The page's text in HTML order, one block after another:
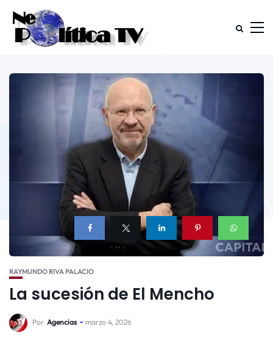
RAYMUNDO RIVA PALACIO
La sucesión de El Mencho
Por Agencias marzo 4, 2026